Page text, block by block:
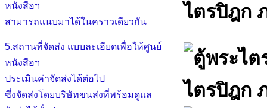
หนังสือฯ
สามารถแนบมาได้ในคราวเดียวกัน
5.สถานที่จัดส่ง แบบละเอียดเพื่อให้ศูนย์
หนังสือฯ
ประเมินค่าจัดส่งได้ต่อไป
ซึ่งจัดส่งโดยบริษัทขนส่งที่พร้อมดูแล